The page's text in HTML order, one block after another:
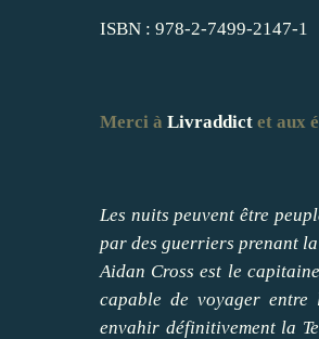
ISBN : 978-2-7499-2147-1
Merci à Livraddict et aux
Les nuits peuvent être
par des guerriers prenant
Aidan Cross est le
capable de voyager
envahir définitivement la